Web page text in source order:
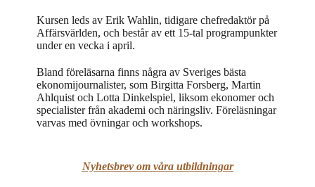
Kursen leds av Erik Wahlin,tidigare chefredaktör på
Affärsvärlden, ochbestår av ett 15-tal programpunkter
under en vecka i april.
Bland föreläsarna finns några av Sveriges bästa
ekonomijournalister, som Birgitta Forsberg, Martin
Ahlquist och Lotta Dinkelspiel, liksom ekonomer och
specialister från akademi och näringsliv. Föreläsningar
varvas med övningar och workshops.
Nyhetsbrev om våra utbildningar